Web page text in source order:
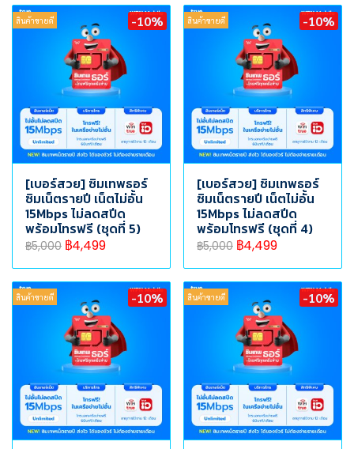
สินค้าขายดี -10%
[เบอร์สวย] ซิมเทพธอร์
ซิมเน็ตรายปี เน็ตไม่อั้น
15Mbps ไม่ลดสปีด
พร้อมโทรฟรี (ชุดที่ 5)
฿5,000 ฿4,499
สินค้าขายดี -10%
[เบอร์สวย] ซิมเทพธอร์
ซิมเน็ตรายปี เน็ตไม่อั้น
15Mbps ไม่ลดสปีด
พร้อมโทรฟรี (ชุดที่ 4)
฿5,000 ฿4,499
สินค้าขายดี -10% สินค้าขายดี -10%